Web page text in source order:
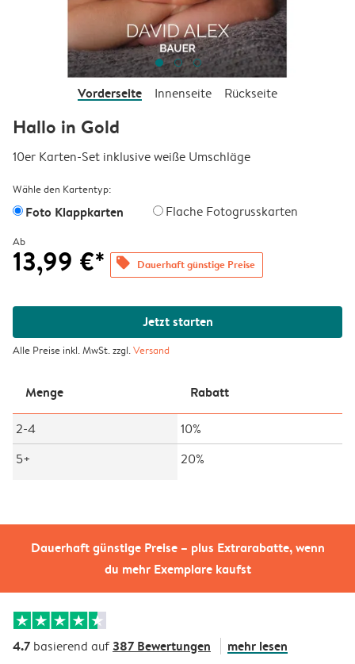
Dauerhaft günstige Preise – plus Extrarabatte, wenn
du mehr Exemplare kaufst
Vorderseite Innenseite Rückseite
Hallo in Gold
10er Karten-Set inklusive weiße Umschläge
Wähle den Kartentyp:
Foto Klappkarten Flache Fotogrusskarten
Ab
13,99 €* offers Dauerhaft günstige Preise
Jetzt starten
Alle Preise inkl. MwSt. zzgl.Versand
Menge Rabatt
2-4
10%
5+
20%
4.7 basierend auf387 Bewertungen mehr lesen